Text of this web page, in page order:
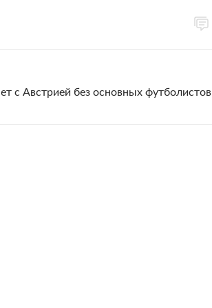
с Австрией без основных футболистов